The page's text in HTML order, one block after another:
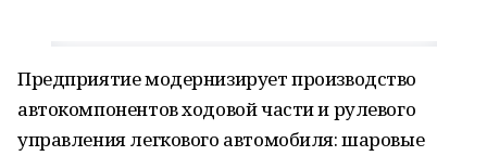
Предприятие модернизирует производство
автокомпонентов ходовой части и рулевого
управления легкового автомобиля: шаровые